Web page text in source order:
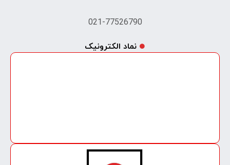
021-77526790
نماد الکترونیک